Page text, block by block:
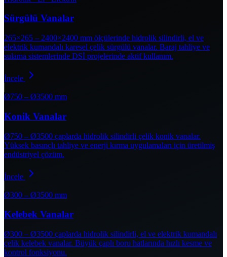
Sürgülü Vanalar
265×265 – 2400×2400 mm ölçülerinde hidrolik silindirli, el ve
elektrik kumandalı karesel çelik sürgülü vanalar. Baraj tahliye ve
sulama sistemlerinde DSİ projelerinde aktif kullanım.
İncele
Ø750 – Ø3500 mm
Konik Vanalar
Ø750 – Ø3500 çaplarda hidrolik silindirli çelik konik vanalar.
Yüksek basınçlı tahliye ve enerji kırma uygulamaları için üretilmiş
endüstriyel çözüm.
İncele
Ø300 – Ø3500 mm
Kelebek Vanalar
Ø300 – Ø3500 çaplarda hidrolik silindirli, el ve elektrik kumandalı
çelik kelebek vanalar. Büyük çaplı boru hatlarında hızlı kesme ve
kontrol fonksiyonu.